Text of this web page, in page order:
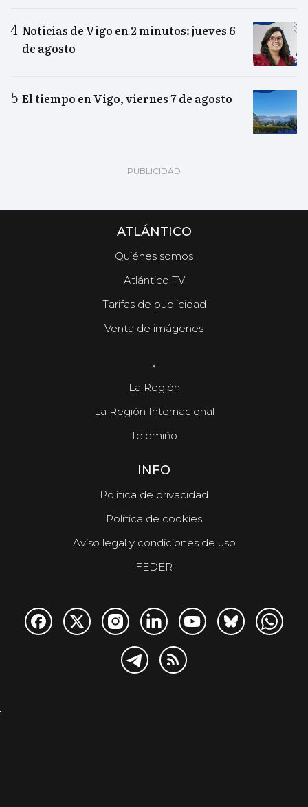
Noticias de Vigo en 2 minutos: jueves 6
de agosto
El tiempo en Vigo, viernes 7 de agosto
ATLÁNTICO
Quiénes somos
Atlántico TV
Tarifas de publicidad
Venta de imágenes
.
La Región
La Región Internacional
Telemiño
INFO
Política de privacidad
Política de cookies
Aviso legal y condiciones de uso
FEDER